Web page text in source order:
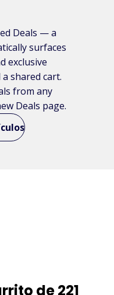
Deals — a
surfaces
exclusive
shared cart.
from any
Deals page.
de 221